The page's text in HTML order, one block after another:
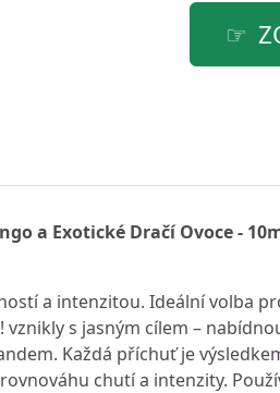
a Exotické Dračí Ovoce -
a intenzitou. Ideální volba
vznikly s jasným cílem –
Každá příchuť je
chutí a intenzity.